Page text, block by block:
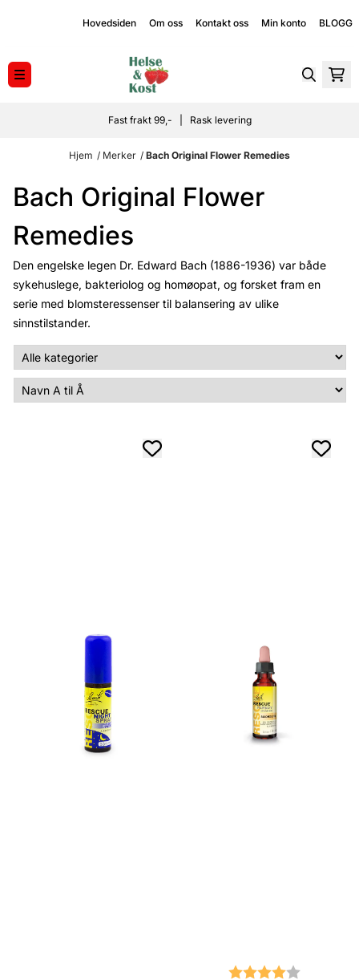
Hopp til innholdHovedsiden Om oss Kontakt oss Min konto BLOGG
Fast frakt 99,- | Rask levering
Hjem / Merker / Bach Original Flower Remedies
Bach Original Flower
Remedies
Den engelske legen Dr. Edward Bach (1886-1936) var både
sykehuslege, bakteriolog og homøopat, og forsket fram en
serie med blomsteressenser til balansering av ulike
sinnstilstander.
Karakter: 4.0 av 5